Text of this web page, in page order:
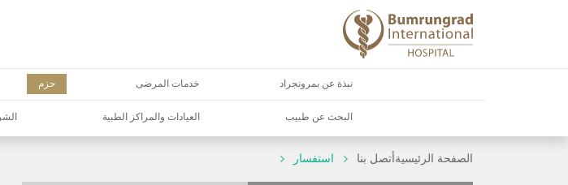
نبذة عن بمرونجراد خدمات المرضى حزم
البحث عن طبيب العيادات والمراكز الطبية
الصفحة الرئيسية أتصل بنا استفسار